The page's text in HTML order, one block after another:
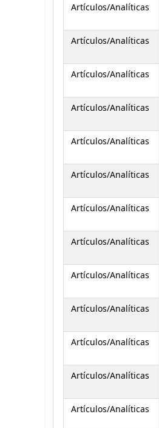
Artículos/Analíticas
Artículos/Analíticas
Artículos/Analíticas
Artículos/Analíticas
Artículos/Analíticas
Artículos/Analíticas
Artículos/Analíticas
Artículos/Analíticas
Artículos/Analíticas
Artículos/Analíticas
Artículos/Analíticas
Artículos/Analíticas
Artículos/Analíticas